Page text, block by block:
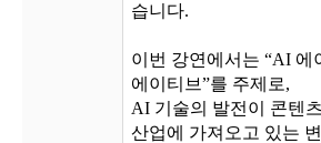
습니다.
이번 강연에서는 “AI 에
에이티브”를 주제로,
AI 기술의 발전이 콘텐
산업에 가져오고 있는